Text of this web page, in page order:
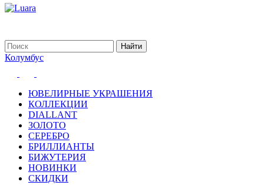
Колумбус
ЮВЕЛИРНЫЕ УКРАШЕНИЯ
КОЛЛЕКЦИИ
DIALLANT
ЗОЛОТО
СЕРЕБРО
БРИЛЛИАНТЫ
БИЖУТЕРИЯ
НОВИНКИ
СКИДКИ